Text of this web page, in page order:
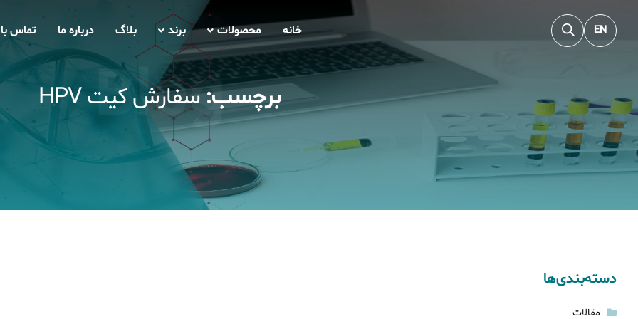
EN خانه محصولات برند بلاگ درباره ما تماس
Blogبرچسب:سفارش کیت HPV
دسته‌بندی‌ها
مقالات